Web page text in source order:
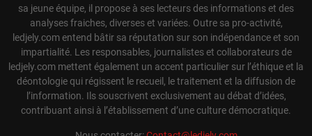
sa jeune équipe, il propose à ses lecteurs des informations et des
analyses fraiches, diverses et variées. Outre sa pro-activité,
ledjely.com entend bâtir sa réputation sur son indépendance et son
impartialité. Les responsables, journalistes et collaborateurs de
ledjely.com mettent également un accent particulier sur l’éthique et la
déontologie qui régissent le recueil, le traitement et la diffusion de
l’information. Ils souscrivent exclusivement au débat d’idées,
contribuant ainsi à l’établissement d’une culture démocratique.